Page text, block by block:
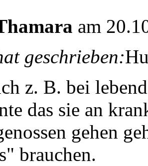
am
geschrieben:
z. B. bei
das sie an
gehen
brauchen.